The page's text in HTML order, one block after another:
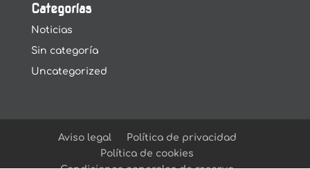
Categorías
Noticias
Sin categoría
Uncategorized
Aviso legal
Política de privacidad
Política de cookies